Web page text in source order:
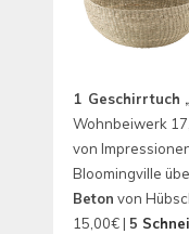
1 Geschirrtuch
Wohnbeiwerk
von
Bloomingville
Beton von
15,00€ | 5